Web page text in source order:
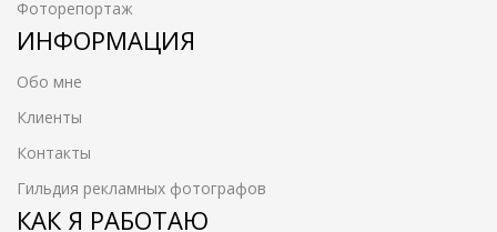
Фоторепортаж
ИНФОРМАЦИЯ
Обо мне
Клиенты
Контакты
Гильдия рекламных фотографов
КАК Я РАБОТАЮ